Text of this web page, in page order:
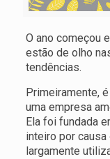
O ano começou
estão de olho
tendências.
Primeiramente,
uma empresa
Ela foi fundada
inteiro por
largamente